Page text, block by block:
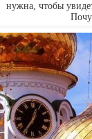
нужна, чтобы